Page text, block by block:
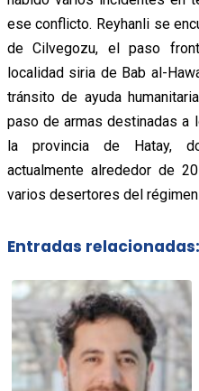
ese conflicto. Reyhanli se
de Cilvegozu, el paso
localidad siria de Bab al-
tránsito de ayuda
paso de armas destinadas
la provincia de Hatay,
actualmente alrededor de
varios desertores del
Entradas relacionadas: